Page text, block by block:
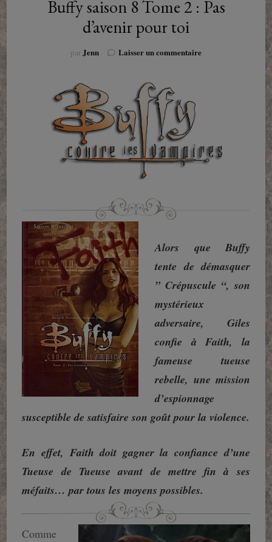
Buffy saison 8 Tome 2 : Pas
d’avenir pour toi
parJenn Laisser un commentairesur
d’avenir
pour
Alors que Buffy
tente de démasquer
” Crépuscule “, son
mystérieux
adversaire, Giles
confie à Faith, la
fameuse tueuse
rebelle, une mission
d’espionnage
susceptible de satisfaire son goût pour la violence.
En effet, Faith doit gagner la confiance d’une
Tueuse de Tueuse avant de mettre fin à ses
méfaits…par tous les moyens possibles.
Comme